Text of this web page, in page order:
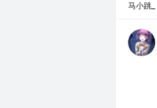
马小跳_